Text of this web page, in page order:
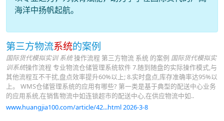
海洋中扬帆起航。
第三方物流系统的案例
国际货代模拟实训 系统操作流程 第三方物流 系统 的案例 国际货代模拟实
训系统操作流程 专业物流仓储管理系统软件 7.随到随盘的实际操作模式,与
其他流程互不干扰,盘点效率提升60%以上; 8.实时盘点,库存准确率达95%以
上。 WMS仓储管理系统的应用有哪些? 第一类是基于典型的配送中心业务
的应用系统,在销售物流中如连锁超市的配送中心,在供应物流中如..
www.huangjia100.com/article/42...html 2026-3-8